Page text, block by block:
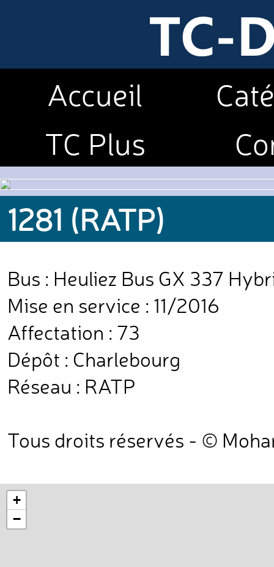
Accueil
TC Plus
1281 (RATP)
Bus : Heuliez Bus GX 337
Mise en service : 11/2016
Affectation : 73
Dépôt : Charlebourg
Réseau : RATP
Tous droits réservés - ©
+
−